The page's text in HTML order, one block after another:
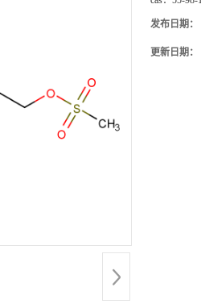
发布日期：
更新日期：